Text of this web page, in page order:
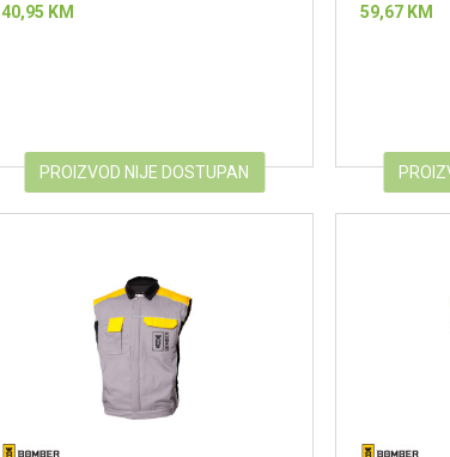
40,95 KM
PROIZVOD NIJE DOSTUPAN
59,67 KM